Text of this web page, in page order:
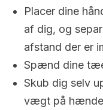
Placer dine
af dig, og
afstand der er
Spænd dine
Skub dig selv
vægt på